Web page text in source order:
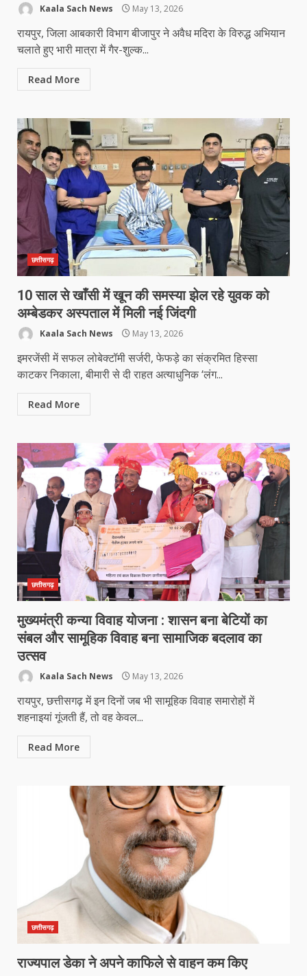
Kaala Sach News May 13, 2026
रायपुर, जिला आबकारी विभाग बीजापुर ने अवैध मदिरा के विरुद्ध अभियान
चलाते हुए भारी मात्रा में गैर-शुल्क...
Read More
छत्तीसगढ़
10 साल से खाँसी में खून की समस्या झेल रहे युवक को
अम्बेडकर अस्पताल में मिली नई जिंदगी
Kaala Sach News May 13, 2026
इमरजेंसी में सफल लोबेक्टॉमी सर्जरी, फेफड़े का संक्रमित हिस्सा
काटकर निकाला, बीमारी से दी राहत अत्याधुनिक ‘लंग...
Read More
छत्तीसगढ़
मुख्यमंत्री कन्या विवाह योजना : शासन बना बेटियों का
संबल और सामूहिक विवाह बना सामाजिक बदलाव का
उत्सव
Kaala Sach News May 13, 2026
रायपुर, छत्तीसगढ़ में इन दिनों जब भी सामूहिक विवाह समारोहों में
शहनाइयां गूंजती हैं, तो वह केवल...
Read More
छत्तीसगढ़
राज्यपाल डेका ने अपने काफिले से वाहन कम किए